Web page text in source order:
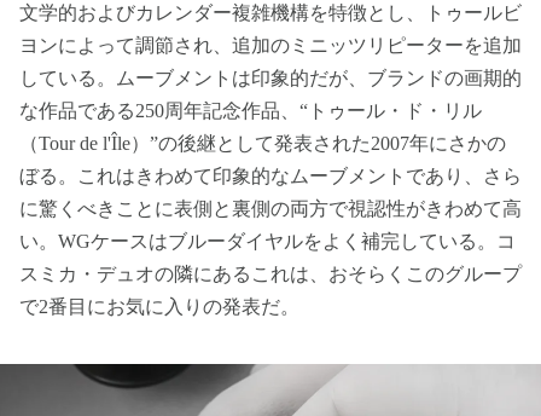
文学的およびカレンダー複雑機構を特徴とし、トゥールビ
ヨンによって調節され、追加のミニッツリピーターを追加
している。ムーブメントは印象的だが、ブランドの画期的
な作品である250周年記念作品、“トゥール・ド・リル
（Tour de l'Île）”の後継として発表された2007年にさかの
ぼる。これはきわめて印象的なムーブメントであり、さら
に驚くべきことに表側と裏側の両方で視認性がきわめて高
い。WGケースはブルーダイヤルをよく補完している。コ
スミカ・デュオの隣にあるこれは、おそらくこのグループ
で2番目にお気に入りの発表だ。